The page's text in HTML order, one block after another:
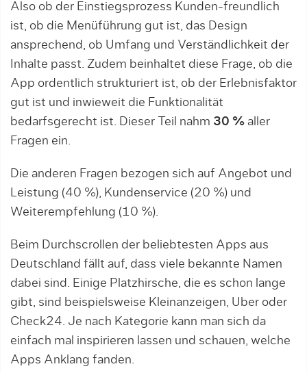
Also ob der Einstiegsprozess Kunden-freundlich
ist, ob die Menüführung gut ist, das Design
ansprechend, ob Umfang und Verständlichkeit der
Inhalte passt. Zudem beinhaltet diese Frage, ob die
App ordentlich strukturiert ist, ob der Erlebnisfaktor
gut ist und inwieweit die Funktionalität
bedarfsgerecht ist. Dieser Teil nahm 30 % aller
Fragen ein.
Die anderen Fragen bezogen sich auf Angebot und
Leistung (40 %), Kundenservice (20 %) und
Weiterempfehlung (10 %).
Beim Durchscrollen der beliebtesten Apps aus
Deutschland fällt auf, dass viele bekannte Namen
dabei sind. Einige Platzhirsche, die es schon lange
gibt, sind beispielsweise Kleinanzeigen, Uber oder
Check24. Je nach Kategorie kann man sich da
einfach mal inspirieren lassen und schauen, welche
Apps Anklang fanden.